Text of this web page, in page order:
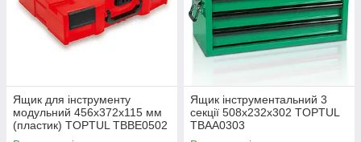
Ящик для інструменту
модульний 456x372x115 мм
(пластик) TOPTUL TBBE0502
Ящик інструментальний 3
секції 508x232x302 TOPTUL
TBAA0303